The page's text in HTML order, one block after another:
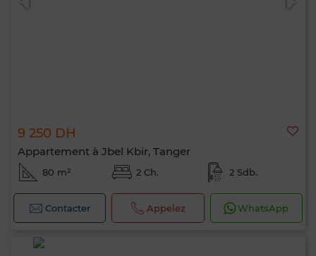
9 250 DH
Appartement à Jbel Kbir, Tanger
80 m² 2 Ch. 2 Sdb.
Contacter Appelez WhatsApp